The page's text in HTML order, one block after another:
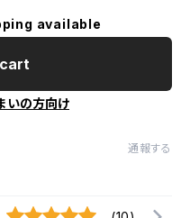
available
いの方向け
通報する